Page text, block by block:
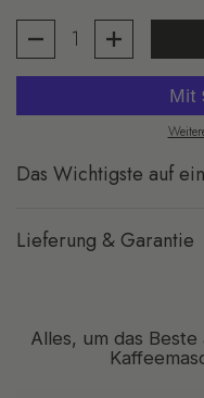
Das Wichtigste auf
Lieferung & Garantie
Alles, um das